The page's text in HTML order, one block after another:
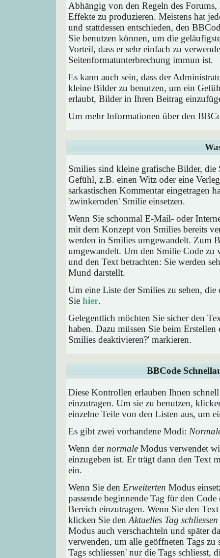
Abhängig von den Regeln des
Effekte zu produzieren. Meistens hat
und stattdessen entschieden, den
Sie benutzen können, um die
Vorteil, dass er sehr einfach zu
Seitenformatunterbrechung immun ist.
Es kann auch sein, dass der
kleine Bilder zu benutzen, um ein
erlaubt, Bilder in Ihren Beitrag
Um mehr Informationen über den
Smilies sind kleine grafische Bilder,
Gefühl, z.B. einen Witz oder eine
sarkastischen Kommentar eingetragen
'zwinkernden' Smilie einsetzen.
Wenn Sie schonmal E-Mail- oder
mit dem Konzept von Smilies bereits
werden in Smilies umgewandelt. Zum
umgewandelt. Um den Smilie Code zu
und den Text betrachten: Sie werden
Mund darstellt.
Um eine Liste der Smilies zu sehen,
Sie hier.
Gelegentlich möchten Sie sicher den
haben. Dazu müssen Sie beim
Smilies deaktivieren?' markieren.
BBCode
Diese Kontrollen erlauben Ihnen
einzutragen. Um sie zu benutzen,
einzelne Teile von den Listen aus, um
Es gibt zwei vorhandene Modi:
Wenn der normale Modus verwendet
einzugeben ist. Er trägt dann den Text
ein.
Wenn Sie den Erweiterten Modus
passende beginnende Tag für den
Bereich einzutragen. Wenn Sie den
klicken Sie den Aktuelles Tag schliessen
Modus auch verschachteln und später
verwenden, um alle geöffneten Tags
Tags schliessen' nur die Tags